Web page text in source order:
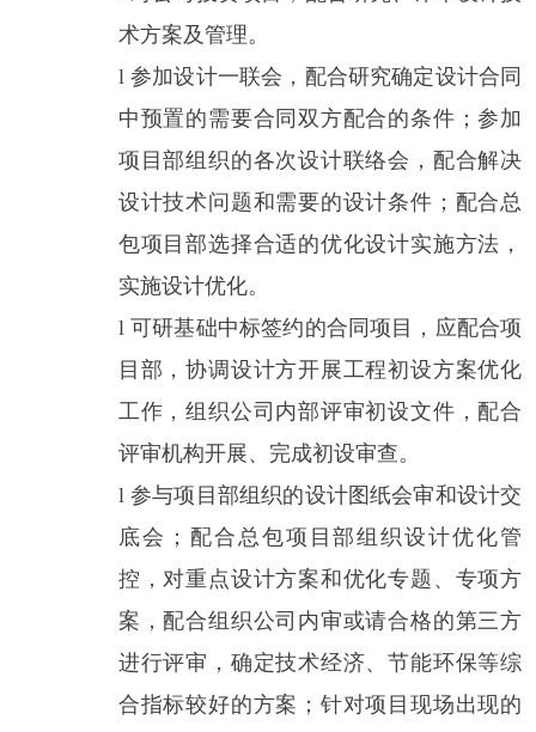
术方案及管理。
l参加设计一联会，配合研究确定设计合同
中预置的需要合同双方配合的条件；参加
项目部组织的各次设计联络会，配合解决
设计技术问题和需要的设计条件；配合总
包项目部选择合适的优化设计实施方法，
实施设计优化。
l可研基础中标签约的合同项目，应配合项
目部，协调设计方开展工程初设方案优化
工作，组织公司内部评审初设文件，配合
评审机构开展、完成初设审查。
l参与项目部组织的设计图纸会审和设计交
底会；配合总包项目部组织设计优化管
控，对重点设计方案和优化专题、专项方
案，配合组织公司内审或请合格的第三方
进行评审，确定技术经济、节能环保等综
合指标较好的方案；针对项目现场出现的